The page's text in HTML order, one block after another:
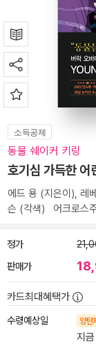
소득공제
동물 쉐이커 키링
호기심 가득한 어
에드 용 (지은이), 레
슨 (각색) 어크로스
정가
판매가
카드최대혜택가
수령예상일 양탄
지